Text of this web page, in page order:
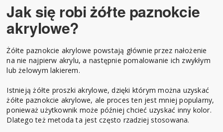
Jak się robi żółte paznokcie
akrylowe?
Żółte paznokcie akrylowe powstają głównie przez nałożenie
na nie najpierw akrylu, a następnie pomalowanie ich zwykłym
lub żelowym lakierem.
Istnieją żółte proszki akrylowe, dzięki którym można uzyskać
żółte paznokcie akrylowe, ale proces ten jest mniej popularny,
ponieważ użytkownik może później chcieć uzyskać inny kolor.
Dlatego też metoda ta jest często rzadziej stosowana.